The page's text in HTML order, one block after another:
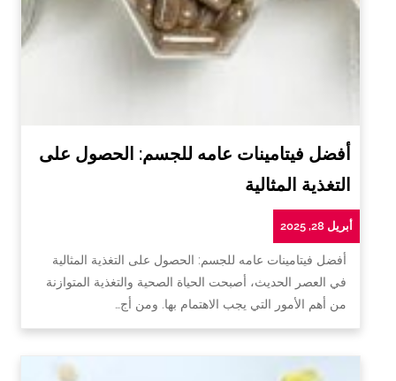
أفضل فيتامينات عامه للجسم: الحصول على
التغذية المثالية
أبريل 28, 2025
أفضل فيتامينات عامه للجسم: الحصول على التغذية المثالية
في العصر الحديث، أصبحت الحياة الصحية والتغذية المتوازنة
من أهم الأمور التي يجب الاهتمام بها. ومن أج…